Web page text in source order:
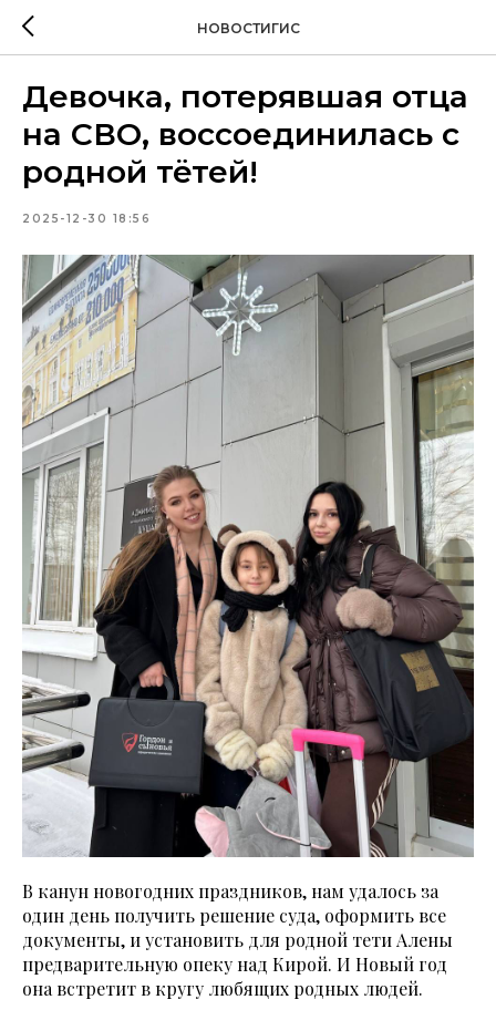
НОВОСТИГИС
Девочка, потерявшая отца
на СВО, воссоединилась с
родной тётей!
2025-12-30 18:56
В канун новогодних праздников, нам удалось за
один день получить решение суда, оформить все
документы, и установить для родной тети Алены
предварительную опеку над Кирой. И Новый год
она встретит в кругу любящих родных людей.